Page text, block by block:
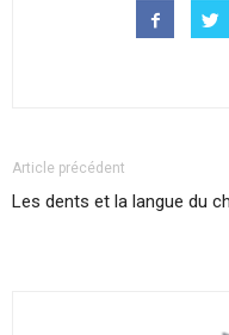
Article précédent
Les dents et la langue du